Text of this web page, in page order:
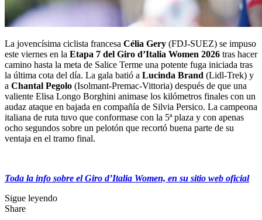
La jovencísima ciclista francesa Célia Gery (FDJ-SUEZ) se impuso
este viernes en la Etapa 7 del Giro d’Italia Women 2026 tras hacer
camino hasta la meta de Salice Terme una potente fuga iniciada tras
la última cota del día. La gala batió a Lucinda Brand (Lidl-Trek) y
a Chantal Pegolo (Isolmant-Premac-Vittoria) después de que una
valiente Elisa Longo Borghini animase los kilómetros finales con un
audaz ataque en bajada en compañía de Silvia Persico. La campeona
italiana de ruta tuvo que conformase con la 5ª plaza y con apenas
ocho segundos sobre un pelotón que recortó buena parte de su
ventaja en el tramo final.
Toda la info sobre el Giro d’Italia Women, en su sitio web oficial
Sigue leyendo
Share